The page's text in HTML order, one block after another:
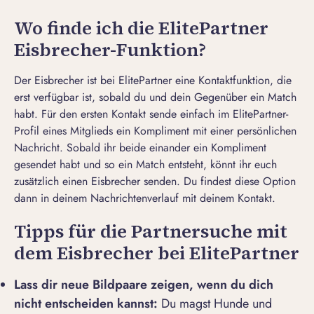
Wo finde ich die ElitePartner
Eisbrecher-Funktion?
Der Eisbrecher ist bei ElitePartner eine Kontaktfunktion, die
erst verfügbar ist, sobald du und dein Gegenüber ein Match
habt. Für den ersten Kontakt sende einfach im ElitePartner-
Profil eines Mitglieds ein Kompliment mit einer persönlichen
Nachricht. Sobald ihr beide einander ein Kompliment
gesendet habt und so ein Match entsteht, könnt ihr euch
zusätzlich einen Eisbrecher senden. Du findest diese Option
dann in deinem Nachrichtenverlauf mit deinem Kontakt.
Tipps für die Partnersuche mit
dem Eisbrecher bei ElitePartner
Lass dir neue Bildpaare zeigen, wenn du dich
nicht entscheiden kannst: Du magst Hunde und